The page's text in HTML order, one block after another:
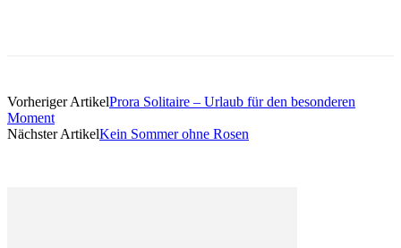
Vorheriger ArtikelProra Solitaire – Urlaub für den besonderen
Moment
Nächster ArtikelKein Sommer ohne Rosen